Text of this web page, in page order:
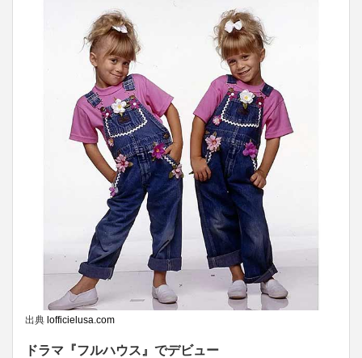
出典 lofficielusa.com
ドラマ『フルハウス』でデビュー